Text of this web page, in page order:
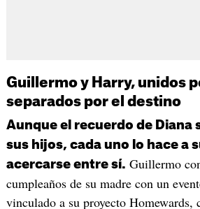
Guillermo y Harry, unidos
separados por el destino
Aunque el recuerdo de Diana
sus hijos, cada uno lo hace a
acercarse entre sí. Guillermo
cumpleaños de su madre con un
vinculado a su proyecto Homewards,